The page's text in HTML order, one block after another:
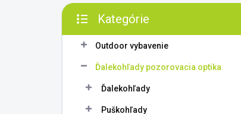
B
č
kategórie
Kategórie
Outdoor vybavenie
Ďalekohľady pozorovacia optika
Ďalekohľady
Puškohľady